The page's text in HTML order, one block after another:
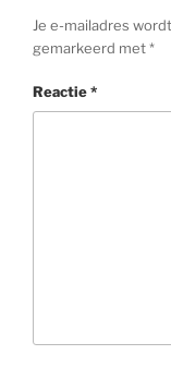
Je e-mailadres
gemarkeerd met*
Reactie*